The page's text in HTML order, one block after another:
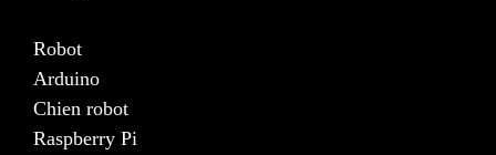
Robot
Arduino
Chien robot
Raspberry Pi